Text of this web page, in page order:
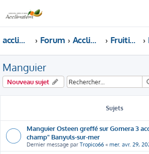
acclimatons.com Forum Acclimatons les fruitiers ! Fruitiers
Manguier
Nouveau sujet
Sujets
Manguier Osteen greffé sur Gomera 3
champ" Banyuls-sur-mer
Dernier message par Tropico66 « mer. avr. 29,